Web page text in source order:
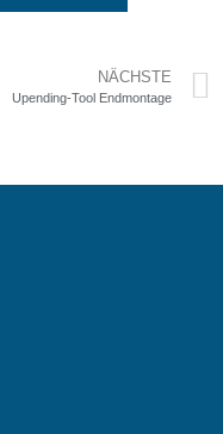
NÄCHSTE
Upending-Tool Endmontage